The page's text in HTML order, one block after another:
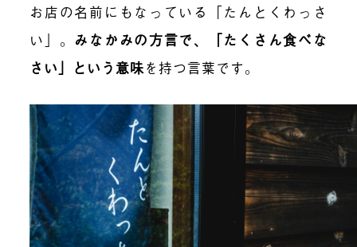
お店の名前にもなっている「たんとくわっさ
い」。 みなかみの方言で、「たくさん食べな
さい」という意味を持つ言葉です。